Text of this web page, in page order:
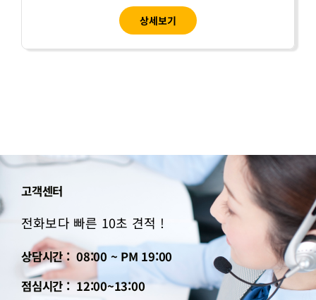
상세보기
고객센터
전화보다 빠른 10초 견적 !
상담시간 : 08:00 ~ PM 19:00
점심시간 : 12:00~13:00